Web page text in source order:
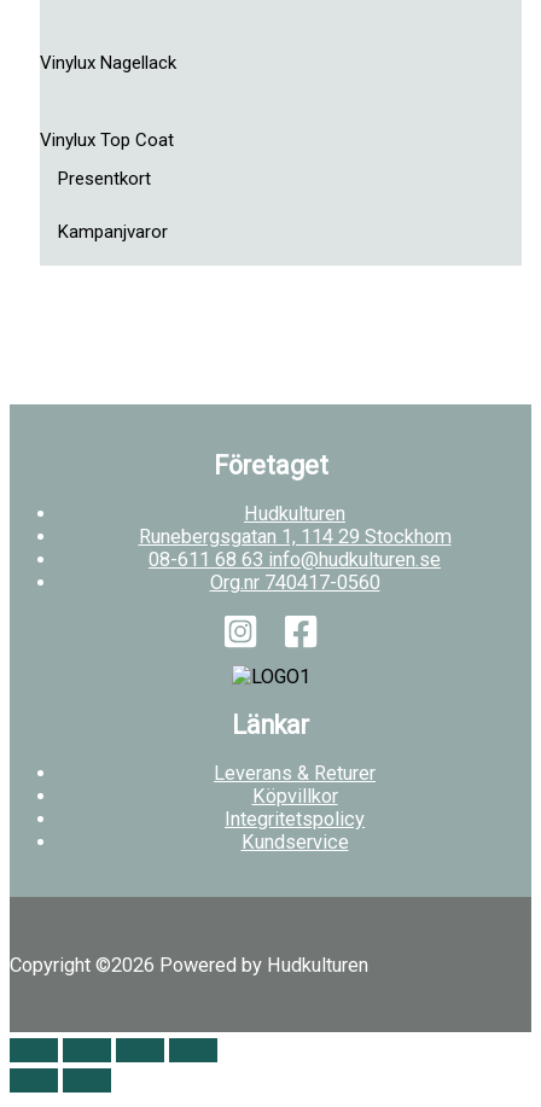
Vinylux Nagellack
Vinylux Top Coat
Presentkort
Kampanjvaror
Företaget
Hudkulturen
Runebergsgatan 1, 114 29 Stockhom
08-611 68 63 info@hudkulturen.se
Org.nr 740417-0560
Länkar
Leverans & Returer
Köpvillkor
Integritetspolicy
Kundservice
Copyright ©2026 Powered by Hudkulturen